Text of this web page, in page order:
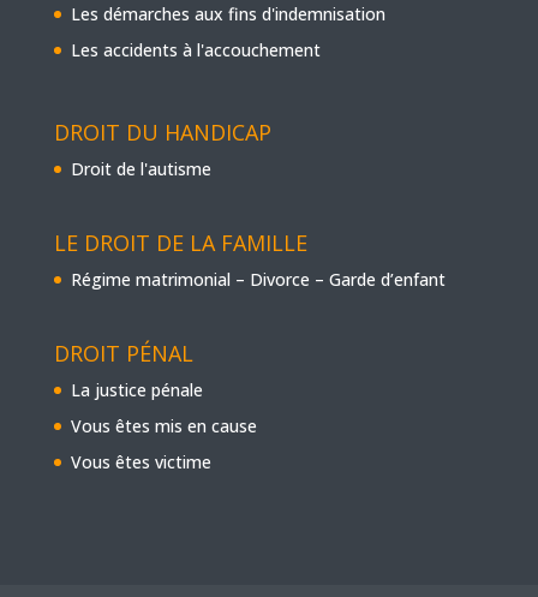
Les démarches aux fins d'indemnisation
Les accidents à l'accouchement
DROIT DU HANDICAP
Droit de l'autisme
LE DROIT DE LA FAMILLE
Régime matrimonial – Divorce – Garde d’enfant
DROIT PÉNAL
La justice pénale
Vous êtes mis en cause
Vous êtes victime